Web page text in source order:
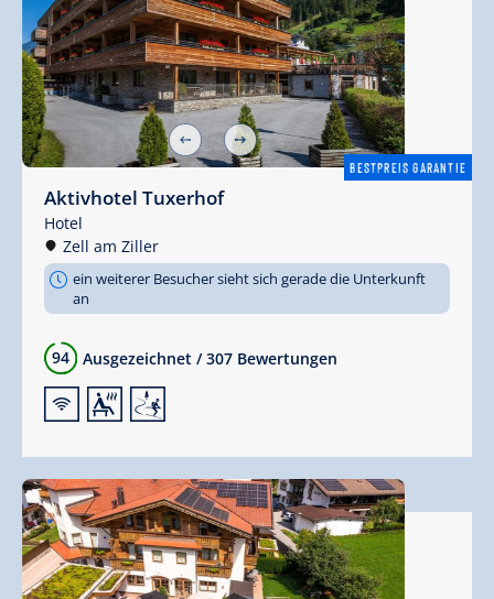
BESTPREIS GARANTIE
Aktivhotel Tuxerhof
Hotel
Zell am Ziller
ein weiterer Besucher sieht sich gerade die Unterkunft
an
94 Ausgezeichnet / 307 Bewertungen
🜉🗔🞷